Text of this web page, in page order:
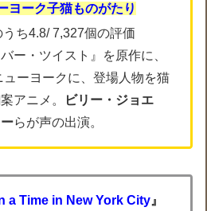
ヨーク子猫ものがたり
ち4.8/ 7,327個の評価
ー・ツイスト』を原作に、
ーヨークに、登場人物を猫
アニメ。
ビリー・ジョエ
らが声の出演。
a Time in New York City 』